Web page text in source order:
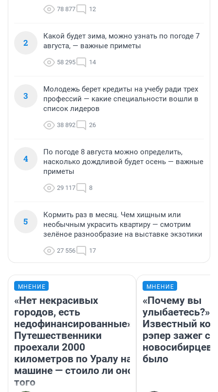
78 877 12
2
Какой будет зима, можно узнать по погоде 7
августа, — важные приметы
58 295 14
3
Молодежь берет кредиты на учебу ради трех
профессий — какие специальности вошли в
список лидеров
38 892 26
4
По погоде 8 августа можно определить,
насколько дождливой будет осень — важные
приметы
29 117 8
5
Кормить раз в месяц. Чем хищным или
необычным украсить квартиру — смотрим
зелёное разнообразие на выставке экзотики
27 556 17
МНЕНИЕ
«Нет некрасивых
городов, есть
недофинансированные».
Путешественники
проехали 2000
километров по Уралу на
машине — стоило ли оно
того
МНЕНИЕ
«Почему вы
улыбаетесь?»
Известный
рэпер зажег с
новосибирцев:
было